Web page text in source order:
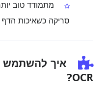
מתמודד טוב
סריקה כשאיכות
OCR?